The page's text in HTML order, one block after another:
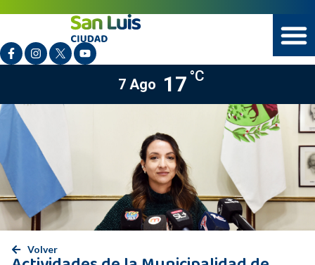
7 Ago 17 °C
Volver